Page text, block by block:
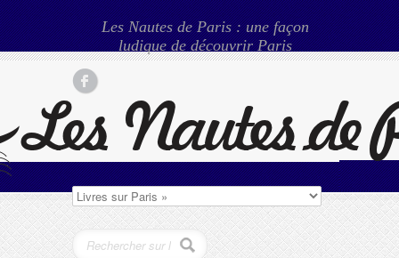
Les Nautes de Paris : une façon
ludique de découvrir Paris